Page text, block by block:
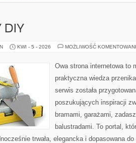
DIY
KWI - 5 - 2026 MOŻLIWOŚĆ
Owa strona internetowa to
praktyczna wiedza
serwis została
poszukujących inspiracji
bramami, garażami,
balustradami. To portal,
trwała, elegancka i dopasowana